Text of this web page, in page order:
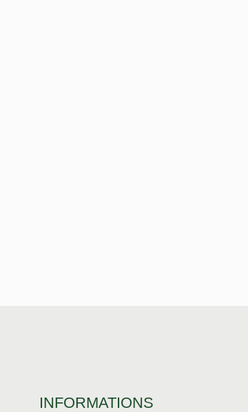
INFORMATIONS